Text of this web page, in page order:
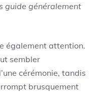
guide généralement
également attention.
sembler
cérémonie, tandis
brusquement